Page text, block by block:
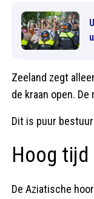
Zeeland zegt
de kraan open.
Dit is puur
Hoog
De Aziatische